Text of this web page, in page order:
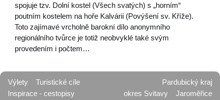
spojuje tzv. Dolní kostel (Všech svatých) s „horním“
poutním kostelem na hoře Kalvárii (Povýšení sv. Kříže).
Toto zajímavé vrcholně barokní dílo anonymního
regionálního tvůrce je totiž neobvyklé také svým
provedením i počtem…
Výlety
Turistické cíle
Inspirace - cestopisy
Pardubický kraj
okres Svitavy
Jaroměřice